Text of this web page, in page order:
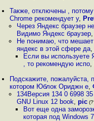
Также, отключены ,
Chrome рекомендует у,
Через Яндекс браузер
Видимо Яндекс браузер,
Не понимаю, что
яндекс в этой сфере да,
Если вы используете
, то рекомендую испо,
Подскажите, пожалуйста,
котором Юблок Ориджн е,
134Версия 134 0 6998
GNU Linux 12 book, pic
Вот еще одна
которая под Windows